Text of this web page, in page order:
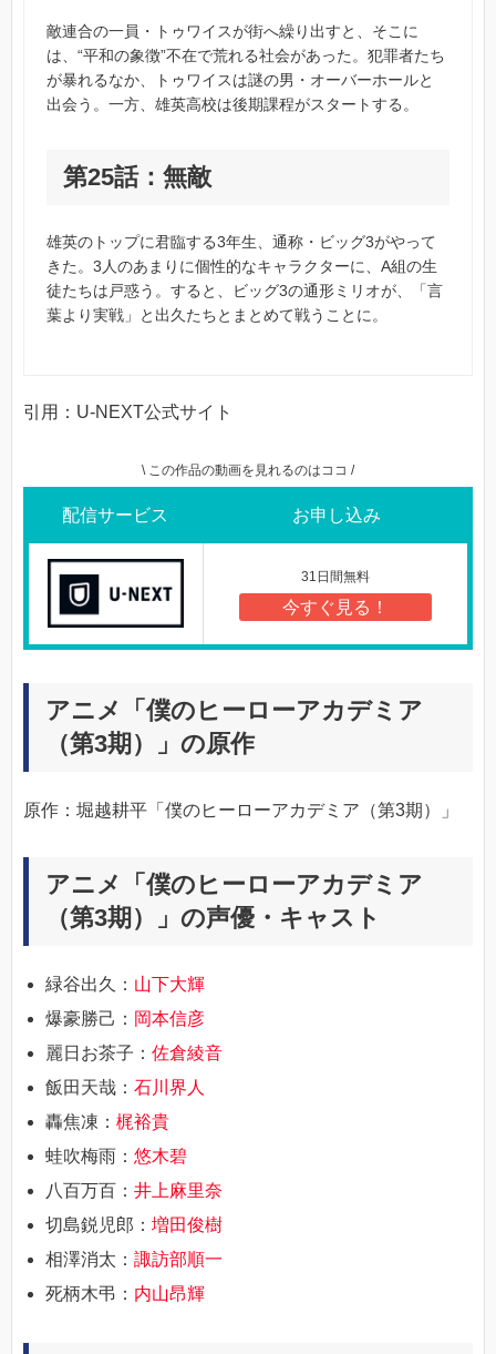
敵連合の一員・トゥワイスが街へ繰り出すと、そこに
は、“平和の象徴”不在で荒れる社会があった。犯罪者たち
が暴れるなか、トゥワイスは謎の男・オーバーホールと
出会う。一方、雄英高校は後期課程がスタートする。
第25話：無敵
雄英のトップに君臨する3年生、通称・ビッグ3がやって
きた。3人のあまりに個性的なキャラクターに、A組の生
徒たちは戸惑う。すると、ビッグ3の通形ミリオが、「言
葉より実戦」と出久たちとまとめて戦うことに。
引用：U-NEXT公式サイト
\ この作品の動画を見れるのはココ /
配信サービス お申し込み
31日間無料
今すぐ見る！
アニメ「僕のヒーローアカデミア
（第3期）」の原作
原作：堀越耕平「僕のヒーローアカデミア（第3期）」
アニメ「僕のヒーローアカデミア
（第3期）」の声優・キャスト
緑谷出久： 山下大輝
爆豪勝己： 岡本信彦
麗日お茶子： 佐倉綾音
飯田天哉： 石川界人
轟焦凍： 梶裕貴
蛙吹梅雨： 悠木碧
八百万百： 井上麻里奈
切島鋭児郎： 増田俊樹
相澤消太： 諏訪部順一
死柄木弔： 内山昂輝